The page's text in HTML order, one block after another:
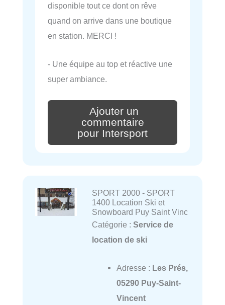
disponible tout ce dont on rêve
quand on arrive dans une boutique
en station. MERCI !
- Une équipe au top et réactive une
super ambiance.
Ajouter un
commentaire
pour Intersport
SPORT 2000 - SPORT
1400 Location Ski et
Snowboard Puy Saint Vinc
Catégorie : Service de
location de ski
Adresse : Les Prés,
05290 Puy-Saint-
Vincent